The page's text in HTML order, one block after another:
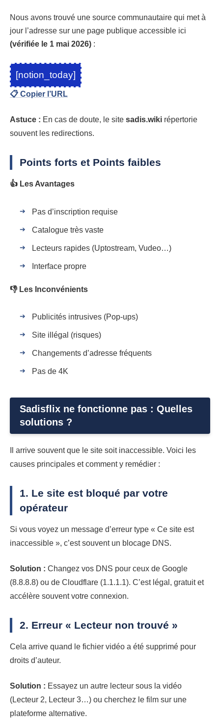
Nous avons trouvé une source communautaire qui met à
jour l’adresse sur une page publique accessible ici
(vérifiée le 1 mai 2026) :
[notion_today]
📋 Copier l’URL
Astuce : En cas de doute, le site sadis.wiki répertorie
souvent les redirections.
Points forts et Points faibles
👍 Les Avantages
Pas d’inscription requise
Catalogue très vaste
Lecteurs rapides (Uptostream, Vudeo…)
Interface propre
👎 Les Inconvénients
Publicités intrusives (Pop-ups)
Site illégal (risques)
Changements d’adresse fréquents
Pas de 4K
Sadisflix ne fonctionne pas : Quelles
solutions ?
Il arrive souvent que le site soit inaccessible. Voici les
causes principales et comment y remédier :
1. Le site est bloqué par votre
opérateur
Si vous voyez un message d’erreur type « Ce site est
inaccessible », c’est souvent un blocage DNS.
Solution : Changez vos DNS pour ceux de Google
(8.8.8.8) ou de Cloudflare (1.1.1.1). C’est légal, gratuit et
accélère souvent votre connexion.
2. Erreur « Lecteur non trouvé »
Cela arrive quand le fichier vidéo a été supprimé pour
droits d’auteur.
Solution : Essayez un autre lecteur sous la vidéo
(Lecteur 2, Lecteur 3…) ou cherchez le film sur une
plateforme alternative.